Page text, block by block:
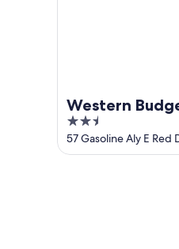
Western
2.5
out
of
57 Gasoline Aly E Red